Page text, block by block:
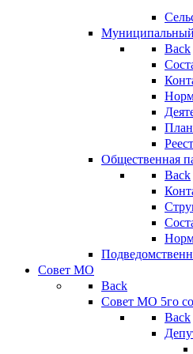
Муниципальный
Back
План
Общественная
Back
Совет МО
Back
Совет МО 5го
Back